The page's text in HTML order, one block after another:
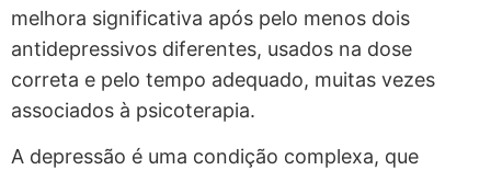
melhora significativa após pelo menos dois
antidepressivos diferentes, usados na dose
correta e pelo tempo adequado, muitas vezes
associados à psicoterapia.
A depressão é uma condição complexa, que